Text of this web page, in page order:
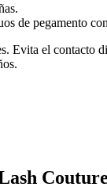
de pegamento
Evita el